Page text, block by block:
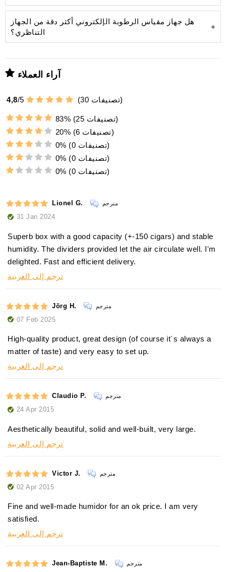
توصيتنا:
تحقق من جهاز الترطيب:
الماء المُقطر
ضد البكتيريا والفيروسات
بيئة مثالية وصحية
عمر استخدام طويل لجهاز الترطيب ويحافظ على أدائه
وضع السيجارات:
الجزء
استخدام عالمي:
صفيحة
لتحديث
هل جهاز مقياس الرطوبة الإلكتروني أكثر دقة من الجهاز
التناظري؟
آراء العملاء
4,8/5 (30 تصنيفات)
83%
(25 تصنيفات)
20%
(6 تصنيفات)
0%
(0 تصنيفات)
0%
(0 تصنيفات)
0%
(0 تصنيفات)
Lionel G. مترجم
31 Jan 2024
Superb box with a good capacity (+-150 cigars) and stable
humidity. The dividers provided let the air circulate well. I'm
delighted. Fast and efficient delivery.
ترجم إلى العربية
Jörg H. مترجم
07 Feb 2025
High-quality product, great design (of course it´s always a
matter of taste) and very easy to set up.
ترجم إلى العربية
Claudio P. مترجم
24 Apr 2015
Aesthetically beautiful, solid and well-built, very large.
ترجم إلى العربية
Victor J. مترجم
02 Apr 2015
Fine and well-made humidor for an ok price. I am very
satisfied.
ترجم إلى العربية
Jean-Baptiste M. مترجم